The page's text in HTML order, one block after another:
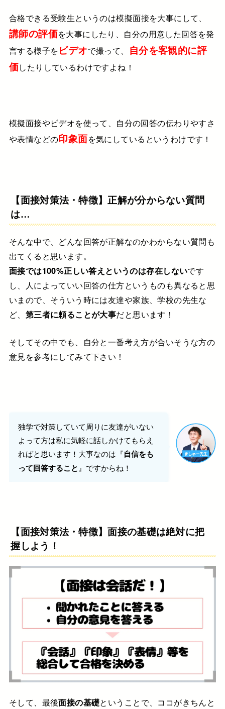
合格できる受験生というのは模擬面接を大事にして、
講師の評価を大事にしたり、 自分の用意した回答を発
言する様子をビデオで撮って、 自分を客観的に評
価したりしているわけですよね！
模擬面接やビデオを使って、自分の回答の伝わりやすさ
や表情などの印象面を気にしている というわけです！
【面接対策法・特徴】正解が分からない質問
は…
そんな中で、どんな回答が正解なのかわからない質問も
出てくると思います。
面接では100%正しい答えというのは存在しないです
し、人によっていい回答の仕方というものも異なると思
いまので、 そういう時には友達や家族、学校の先生な
ど、 第三者に頼ることが大事だと思います！
そしてその中でも、自分と一番考え方が合いそうな方の
意見を参考にしてみて下さい！
独学で対策していて周りに友達がいない
よって方は私に気軽に話しかけてもらえ
ればと思います！大事なのは『自信をも
って回答すること 』ですからね！
【面接対策法・特徴】面接の基礎は絶対に把
握しよう！
そして、最後面接の基礎ということで、 ココがきちんと